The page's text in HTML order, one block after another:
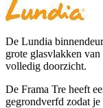
De Lundia
grote glasvlakken
volledig doorzicht.
De Frama Tre heeft
gegrondverfd zodat